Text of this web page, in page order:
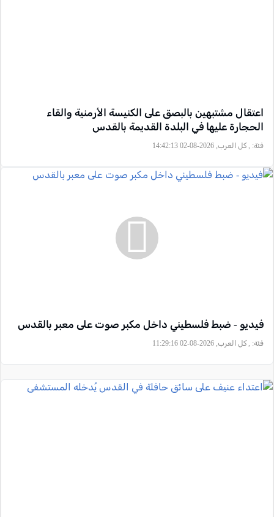
اعتقال مشتبهين بالبصق على الكنيسة الأرمنية والقاء
الحجارة عليها في البلدة القديمة بالقدس
فئة: , كل العرب, 2026-08-02 14:42:13
فيديو - ضبط فلسطيني داخل مكبر صوت على معبر بالقدس
فئة: , كل العرب, 2026-08-02 11:29:16